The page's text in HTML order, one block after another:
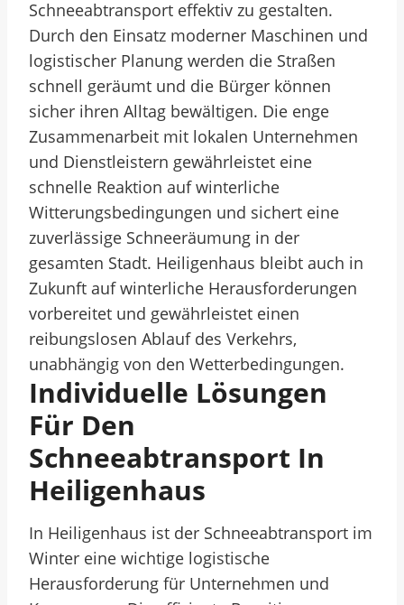
Schneeabtransport effektiv zu gestalten.
Durch den Einsatz moderner Maschinen und
logistischer Planung werden die Straßen
schnell geräumt und die Bürger können
sicher ihren Alltag bewältigen. Die enge
Zusammenarbeit mit lokalen Unternehmen
und Dienstleistern gewährleistet eine
schnelle Reaktion auf winterliche
Witterungsbedingungen und sichert eine
zuverlässige Schneeräumung in der
gesamten Stadt. Heiligenhaus bleibt auch in
Zukunft auf winterliche Herausforderungen
vorbereitet und gewährleistet einen
reibungslosen Ablauf des Verkehrs,
unabhängig von den Wetterbedingungen.
Individuelle Lösungen
Für Den
Schneeabtransport In
Heiligenhaus
In Heiligenhaus ist der Schneeabtransport im
Winter eine wichtige logistische
Herausforderung für Unternehmen und